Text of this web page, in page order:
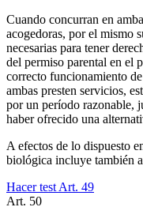
Cuando concurran en
acogedoras, por el mismo
necesarias para tener
del permiso parental en el
correcto funcionamiento
ambas presten servicios,
por un período razonable,
haber ofrecido una
A efectos de lo dispuesto
biológica incluye también a
Hacer test Art. 49
Art. 50